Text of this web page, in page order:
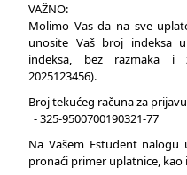
VAŽNO:
Molimo Vas da na sve
unosite Vaš broj indeksa
indeksa, bez razmaka i
2025123456).
Broj tekućeg računa za
- 325-9500700190321-77
Na Vašem Estudent
pronaći primer uplatnice, kao